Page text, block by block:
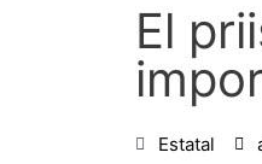
El
Estatal